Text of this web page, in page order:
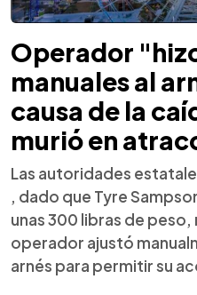
Operador
manuales al
causa de la
murió en
Las autoridades
, dado que Tyre
unas 300 libras de
operador ajustó
arnés para permitir su